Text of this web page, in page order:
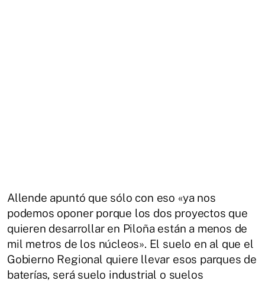
Allende apuntó que sólo con eso «ya nos
podemos oponer porque los dos proyectos que
quieren desarrollar en Piloña están a menos de
mil metros de los núcleos». El suelo en al que el
Gobierno Regional quiere llevar esos parques de
baterías, será suelo industrial o suelos